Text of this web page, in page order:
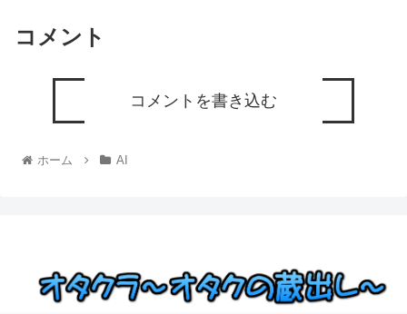
コメント
コメントを書き込む
ホーム AI